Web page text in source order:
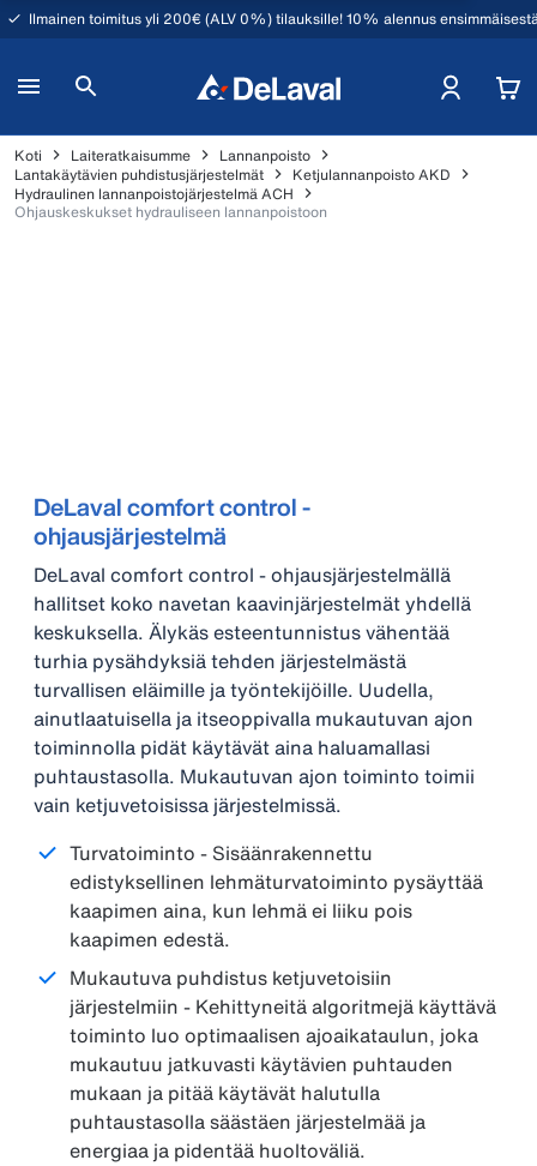
Ilmainen toimitus yli 200€ (ALV 0%) tilauksille! 10% alennus
Koti Laiteratkaisumme
Lannanpoisto
Lantakäytävien puhdistusjärjestelmät
Ketjulannanpoisto AKD
Hydraulinen lannanpoistojärjestelmä ACH
Ohjauskeskukset hydrauliseen lannanpoistoon
DeLaval comfort control -
ohjausjärjestelmä
DeLaval comfort control - ohjausjärjestelmällä
hallitset koko navetan kaavinjärjestelmät yhdellä
keskuksella. Älykäs esteentunnistus vähentää
turhia pysähdyksiä tehden järjestelmästä
turvallisen eläimille ja työntekijöille. Uudella,
ainutlaatuisella ja itseoppivalla mukautuvan ajon
toiminnolla pidät käytävät aina haluamallasi
puhtaustasolla. Mukautuvan ajon toiminto toimii
vain ketjuvetoisissa järjestelmissä.
Turvatoiminto - Sisäänrakennettu
edistyksellinen lehmäturvatoiminto pysäyttää
kaapimen aina, kun lehmä ei liiku pois
kaapimen edestä.
Mukautuva puhdistus ketjuvetoisiin
järjestelmiin - Kehittyneitä algoritmejä käyttävä
toiminto luo optimaalisen ajoaikataulun, joka
mukautuu jatkuvasti käytävien puhtauden
mukaan ja pitää käytävät halutulla
puhtaustasolla säästäen järjestelmää ja
energiaa ja pidentää huoltoväliä.